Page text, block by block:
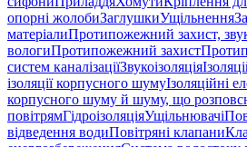
опорні жолобиЗаглушкиУщільнення
матеріалиПротипожежний захист,
вологиПротипожежний захист
систем каналізаціїЗвукоізоляція
ізоляції корпусного шумуІзоляційні
корпусного шуму й шуму, що
повітрямГідроізоляціяУщільнювачі
відведення водиПовітряні клапани